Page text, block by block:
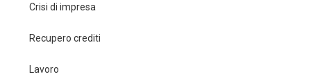
Crisi di impresa
Recupero crediti
Lavoro